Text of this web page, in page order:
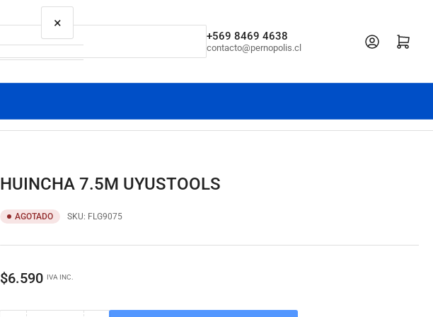
+569 8469 4638
contacto@pernopolis.cl
Iniciar sesiónAbrir cesta
HUINCHA 7.5M UYUSTOOLS
AGOTADO SKU: FLG9075
Precio
$6.590 IVA INC.
×